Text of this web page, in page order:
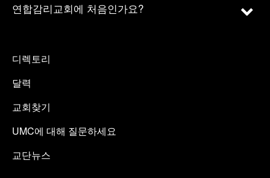
연합감리교회에 처음인가요?
디렉토리
달력
교회찾기
UMC에 대해 질문하세요
교단뉴스